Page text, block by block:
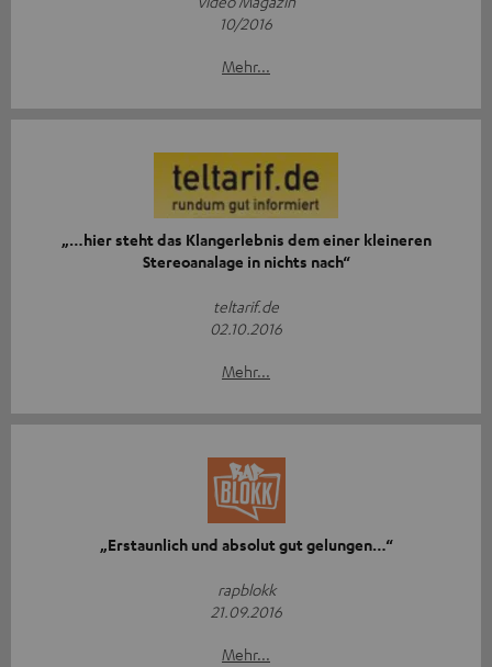
10/2016
Mehr...
„…hier steht das Klangerlebnis dem einer kleineren
Stereoanalage in nichts nach“
teltarif.de
02.10.2016
Mehr...
„Erstaunlich und absolut gut gelungen…“
rapblokk
21.09.2016
Mehr...